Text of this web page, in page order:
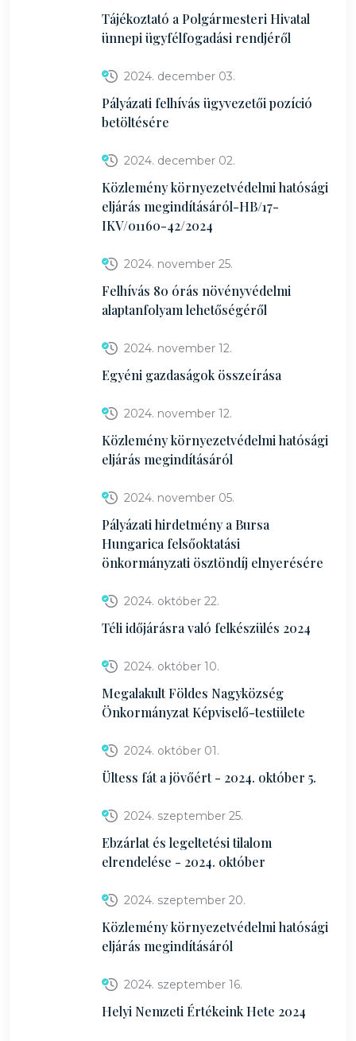
Tájékoztató a Polgármesteri Hivatal
ünnepi ügyfélfogadási rendjéről
2024. december 03.
Pályázati felhívás ügyvezetői pozíció
betöltésére
2024. december 02.
Közlemény környezetvédelmi hatósági
eljárás megindításáról-HB/17-
IKV/01160-42/2024
2024. november 25.
Felhívás 80 órás növényvédelmi
alaptanfolyam lehetőségéről
2024. november 12.
Egyéni gazdaságok összeírása
2024. november 12.
Közlemény környezetvédelmi hatósági
eljárás megindításáról
2024. november 05.
Pályázati hirdetmény a Bursa
Hungarica felsőoktatási
önkormányzati ösztöndíj elnyerésére
2024. október 22.
Téli időjárásra való felkészülés 2024
2024. október 10.
Megalakult Földes Nagyközség
Önkormányzat Képviselő-testülete
2024. október 01.
Ültess fát a jövőért - 2024. október 5.
2024. szeptember 25.
Ebzárlat és legeltetési tilalom
elrendelése - 2024. október
2024. szeptember 20.
Közlemény környezetvédelmi hatósági
eljárás megindításáról
2024. szeptember 16.
Helyi Nemzeti Értékeink Hete 2024